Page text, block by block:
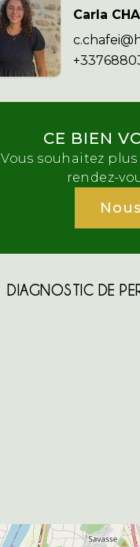
Carla
CE BIEN
Vous souhaitez
rendez-
DIAGNOSTIC DE